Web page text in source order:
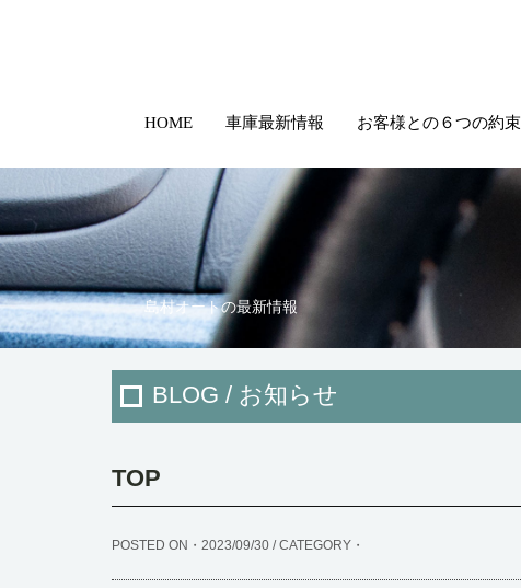
HOME 車庫最新情報 お客様との６つの約束
島村オートの最新情報
BLOG / お知らせ
TOP
POSTED ON・2023/09/30 / CATEGORY・